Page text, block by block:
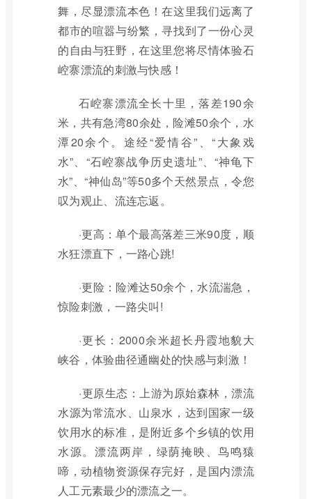
舞，尽显漂流本色！在这里我们远离了
都市的喧嚣与纷繁，寻找到了一份心灵
的自由与狂野，在这里您将尽情体验石
崆寨漂流的刺激与快感！
石崆寨漂流全长十里，落差190余
米，共有急湾80余处，险滩50余个，水
潭20余个。途经“爱情谷”、“大象戏
水”、“石崆寨战争历史遗址”、“神龟下
水”、“神仙岛”等50多个天然景点，令您
叹为观止、流连忘返。
·更高：单个最高落差三米90度，顺
水狂漂直下，一路心跳!
·更险：险滩达50余个，水流湍急，
惊险刺激，一路尖叫!
·更长：2000余米超长丹霞地貌大
峡谷，体验曲径通幽处的快感与刺激！
·更原生态：上游为原始森林，漂流
水源为常流水、山泉水，达到国家一级
饮用水的标准，是附近多个乡镇的饮用
水源。漂流两岸，绿荫掩映、鸟鸣猿
啼，动植物资源保存完好，是国内漂流
人工元素最少的漂流之一。